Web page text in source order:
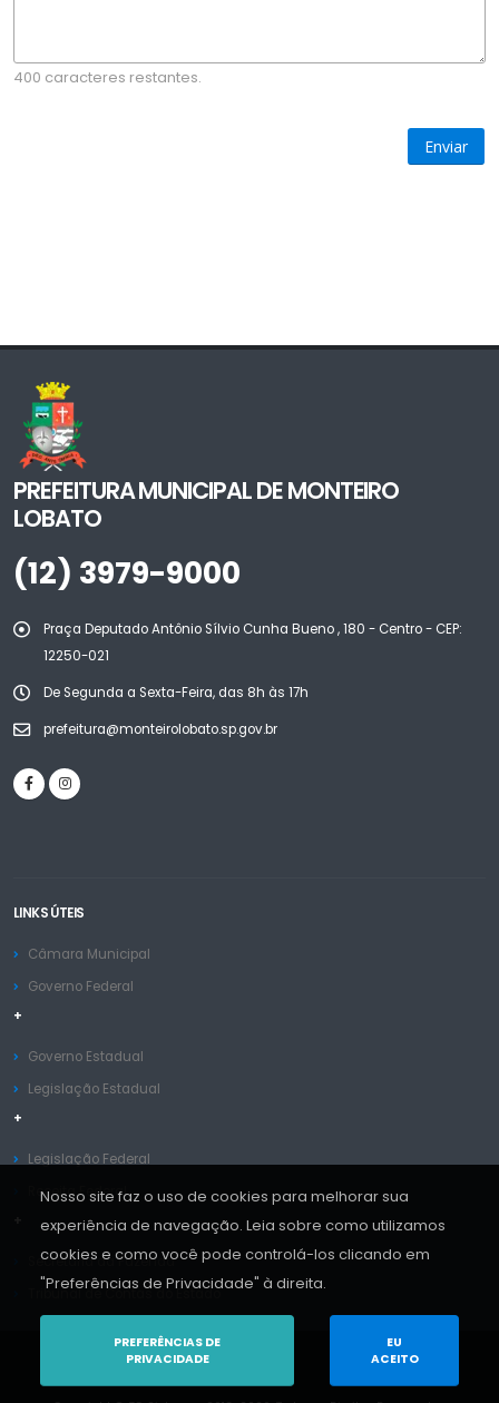
400 caracteres restantes.
Enviar
PREFEITURA MUNICIPAL DE MONTEIRO
LOBATO
(12) 3979-9000
Praça Deputado Antônio Sílvio Cunha Bueno , 180 - Centro - CEP:
12250-021
De Segunda a Sexta-Feira, das 8h às 17h
prefeitura@monteirolobato.sp.gov.br
LINKS ÚTEIS
Câmara Municipal
Governo Federal
+
Governo Estadual
Legislação Estadual
+
Legislação Federal
Receita Federal
Secretaria da Fazenda
Tribunal de Contas do Estado
Nosso site faz o uso de cookies para melhorar sua
experiência de navegação. Leia sobre como utilizamos
cookies e como você pode controlá-los clicando em
"Preferências de Privacidade" à direita.
PREFERÊNCIAS DE
PRIVACIDADE
EU
ACEITO